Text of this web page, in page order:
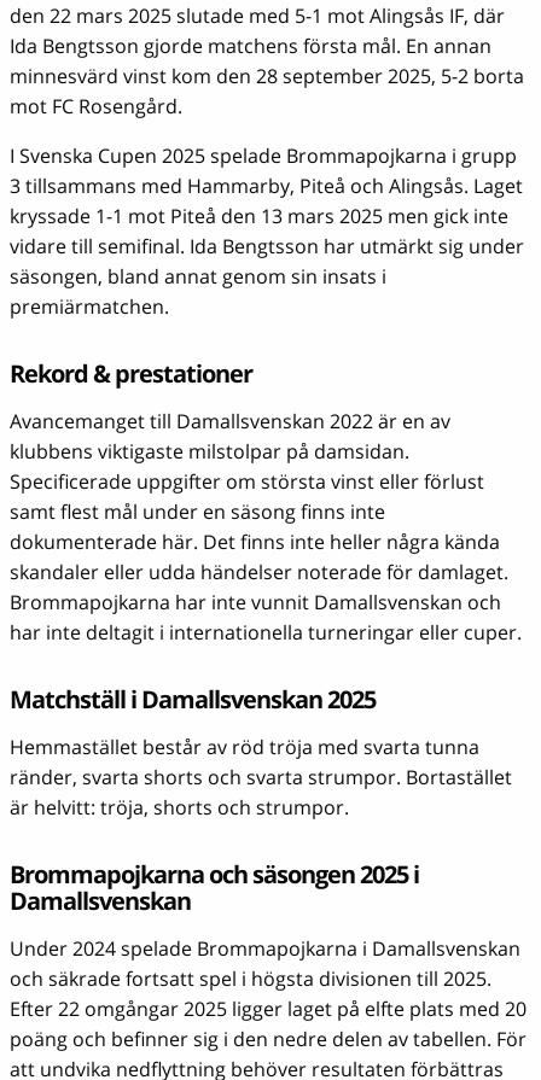
den 22 mars 2025 slutade med 5-1 mot Alingsås IF, där
Ida Bengtsson gjorde matchens första mål. En annan
minnesvärd vinst kom den 28 september 2025, 5-2 borta
mot FC Rosengård.
I Svenska Cupen 2025 spelade Brommapojkarna i grupp
3 tillsammans med Hammarby, Piteå och Alingsås. Laget
kryssade 1-1 mot Piteå den 13 mars 2025 men gick inte
vidare till semifinal. Ida Bengtsson har utmärkt sig under
säsongen, bland annat genom sin insats i
premiärmatchen.
Rekord & prestationer
Avancemanget till Damallsvenskan 2022 är en av
klubbens viktigaste milstolpar på damsidan.
Specificerade uppgifter om största vinst eller förlust
samt flest mål under en säsong finns inte
dokumenterade här. Det finns inte heller några kända
skandaler eller udda händelser noterade för damlaget.
Brommapojkarna har inte vunnit Damallsvenskan och
har inte deltagit i internationella turneringar eller cuper.
Matchställ i Damallsvenskan 2025
Hemmastället består av röd tröja med svarta tunna
ränder, svarta shorts och svarta strumpor. Bortastället
är helvitt: tröja, shorts och strumpor.
Brommapojkarna och säsongen 2025 i
Damallsvenskan
Under 2024 spelade Brommapojkarna i Damallsvenskan
och säkrade fortsatt spel i högsta divisionen till 2025.
Efter 22 omgångar 2025 ligger laget på elfte plats med 20
poäng och befinner sig i den nedre delen av tabellen. För
att undvika nedflyttning behöver resultaten förbättras